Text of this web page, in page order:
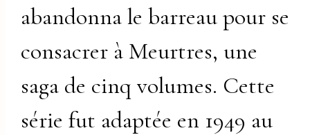
abandonna le barreau pour se
consacrer à Meurtres, une
saga de cinq volumes. Cette
série fut adaptée en 1949 au